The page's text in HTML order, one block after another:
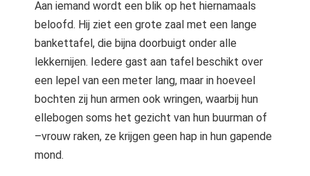
Aan iemand wordt een blik op het hiernamaals
beloofd. Hij ziet een grote zaal met een lange
bankettafel, die bijna doorbuigt onder alle
lekkernijen. Iedere gast aan tafel beschikt over
een lepel van een meter lang, maar in hoeveel
bochten zij hun armen ook wringen, waarbij hun
ellebogen soms het gezicht van hun buurman of
–vrouw raken, ze krijgen geen hap in hun gapende
mond.